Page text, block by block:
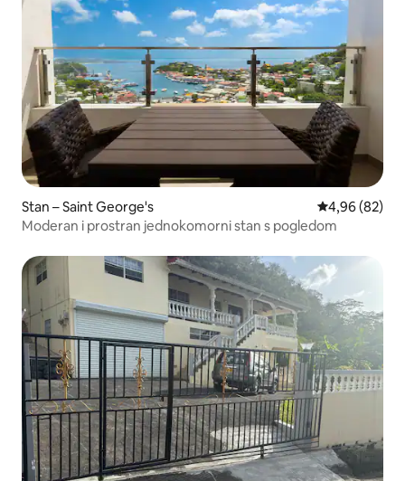
Stan – Saint George's Prosječna
4,96 (82)
Moderan i prostran jednokomorni stan s pogledom